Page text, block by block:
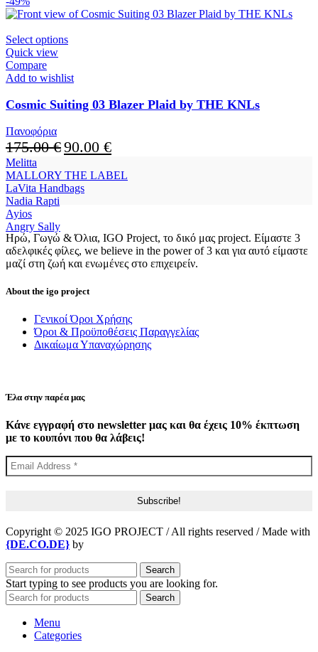
Select optionsThis
multiple
The
options
be
chosen
the
product
Quick view
Compare
Add to wishlist
Cosmic Suiting 03 Blazer Plaid by THE KNLs
Πανοφόρια
175.00€ Original
price
was:
175.00 €.
90.00 €Current
price
is:
90.00 €.
Melitta
MALLORY THE LABEL
LaVita Handbags
Nadia Rapti
Ayios
Angry Sally
Ηρώ, Γωγώ & Όλια, IGO Project, το δικό μας project. Είμαστε 3
αδελφικές φίλες, we believe in the power of 3 και για αυτό είμαστε
μαζί στη ζωή και ενωμένες στο επιχειρείν.
About the igo project
Γενικοί Όροι Χρήσης
Όροι & Προϋποθέσεις Παραγγελίας
Δικαίωμα Υπαναχώρησης
Έλα στην παρέα μας
Κάνε εγγραφή στο newsletter μας και θα έχεις 10% έκπτωση
με το κουπόνι που θα λάβεις!
Copyright © 2025 IGO PROJECT / All rights reserved / Made with
{DE.CO.DE} by
Search
Start typing to see products you are looking for.
Search
Menu
Categories